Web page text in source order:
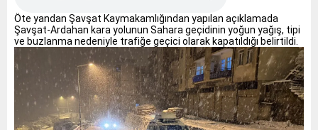
Öte yandan Şavşat Kaymakamlığından yapılan açıklamada
Şavşat-Ardahan kara yolunun Sahara geçidinin yoğun yağış, tipi
ve buzlanma nedeniyle trafiğe geçici olarak kapatıldığı belirtildi.